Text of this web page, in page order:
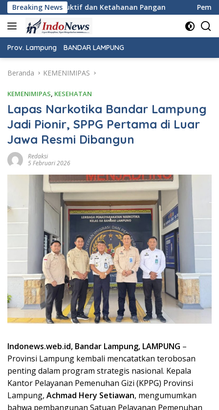
Langsung
ke
konten
Breaking News
Pangan Pemeriksaan Kesehatan Gratis
Prov. Lampung BANDAR LAMPUNG
Beranda KEMENIMIPAS
KEMENIMIPAS, KESEHATAN
Lapas Narkotika Bandar Lampung
Jadi Pionir, SPPG Pertama di Luar
Jawa Resmi Dibangun
Redaksi
5 Februari 2026
Indonews.web.id, Bandar Lampung, LAMPUNG –
Provinsi Lampung kembali mencatatkan terobosan
penting dalam program strategis nasional. Kepala
Kantor Pelayanan Pemenuhan Gizi (KPPG) Provinsi
Lampung, Achmad Hery Setiawan, mengumumkan
bahwa pembangunan Satuan Pelayanan Pemenuhan